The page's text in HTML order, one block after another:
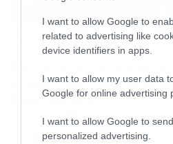
I want to allow Google to
related to advertising like
device identifiers in apps.
I want to allow my user data
Google for online advertising
I want to allow Google to
personalized advertising.
την κριτική που κάναμε
για τον άνθρωπο.
Νεκρός σε
Το τραγούδι «Πίνω από
πρέπει να είναι η πρώτη
System of a Down
More μαζί σε
Αυστραλία